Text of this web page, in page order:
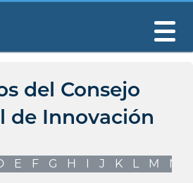
del Consejo
de Innovación
E F G H I J K L M N